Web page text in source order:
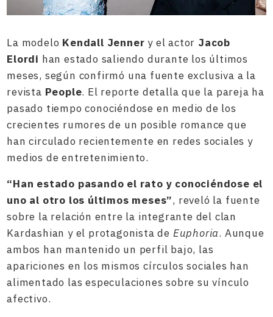
La modelo Kendall Jenner y el actor Jacob
Elordi han estado saliendo durante los últimos
meses, según confirmó una fuente exclusiva a la
revista People. El reporte detalla que la pareja ha
pasado tiempo conociéndose en medio de los
crecientes rumores de un posible romance que
han circulado recientemente en redes sociales y
medios de entretenimiento.
“Han estado pasando el rato y conociéndose el
uno al otro los últimos meses”, reveló la fuente
sobre la relación entre la integrante del clan
Kardashian y el protagonista de Euphoria. Aunque
ambos han mantenido un perfil bajo, las
apariciones en los mismos círculos sociales han
alimentado las especulaciones sobre su vínculo
afectivo.